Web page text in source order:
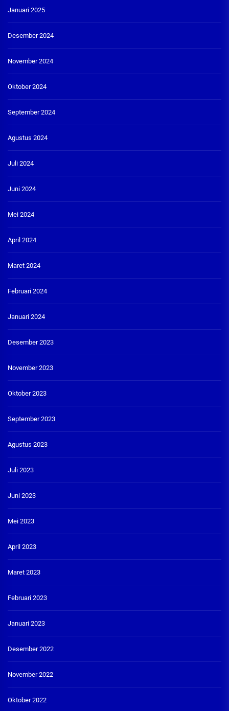
Januari 2025
Desember 2024
November 2024
Oktober 2024
September 2024
Agustus 2024
Juli 2024
Juni 2024
Mei 2024
April 2024
Maret 2024
Februari 2024
Januari 2024
Desember 2023
November 2023
Oktober 2023
September 2023
Agustus 2023
Juli 2023
Juni 2023
Mei 2023
April 2023
Maret 2023
Februari 2023
Januari 2023
Desember 2022
November 2022
Oktober 2022